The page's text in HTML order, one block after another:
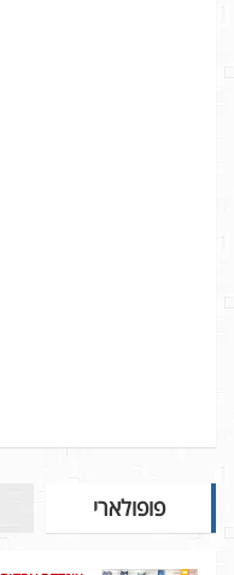
פופולארי